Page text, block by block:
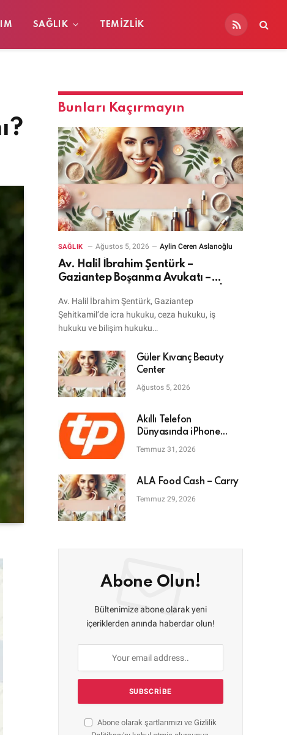
SAĞLIK TEMIZLIK
RSS
Bunları Kaçırmayın
SAĞLIK Ağustos 5, 2026 Aylin Ceren Aslanoğlu
Av. Halil İbrahim Şentürk –
Gaziantep Boşanma Avukatı –
Avukatı
Av. Halil İbrahim Şentürk, Gaziantep
Şehitkamil’de icra hukuku, ceza hukuku, iş
hukuku ve bilişim hukuku…
Güler Kıvanç Beauty
Center
Ağustos 5, 2026
Akıllı Telefon
Dünyasında iPhone
Tamiri: En Doğru Adres
Temmuz 31, 2026
ALA Food Cash – Carry
Temmuz 29, 2026
Abone Olun!
Bültenimize abone olarak yeni
içeriklerden anında haberdar olun!
Abone olarak şartlarımızı ve Gizlilik